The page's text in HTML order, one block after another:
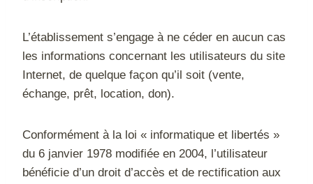
L’établissement s’engage à ne céder en aucun cas
les informations concernant les utilisateurs du site
Internet, de quelque façon qu’il soit (vente,
échange, prêt, location, don).
Conformément à la loi « informatique et libertés »
du 6 janvier 1978 modifiée en 2004, l’utilisateur
bénéficie d’un droit d’accès et de rectification aux